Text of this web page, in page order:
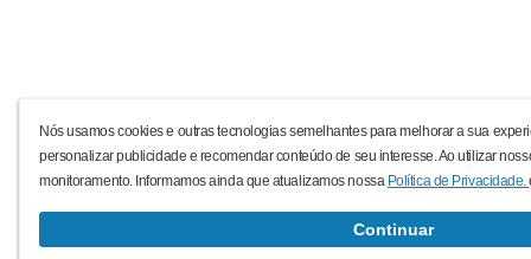
Nós usamos cookies e outras tecnologias semelhantes para melhorar a sua
personalizar publicidade e recomendar conteúdo de seu interesse. Ao utilizar
monitoramento. Informamos ainda que atualizamos nossa Política de Privacidade.
Continuar